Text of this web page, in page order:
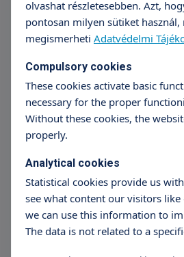
from 12 990 ft
Időpontfoglalás
Cluttering therapy
Kérjük vegyék figyelembe, hogy
mindenképpen 2 alkalmas a
olvasom
from 12 990 ft
Időpontfoglalás
olvashat részletesebben. Azt,
pontosan milyen sütiket használ,
megismerheti Adatvédelmi
Compulsory cookies
These cookies activate basic
necessary for the proper
Without these cookies, the
properly.
Analytical cookies
Statistical cookies provide us
see what content our visitors like
we can use this information to
The data is not related to a